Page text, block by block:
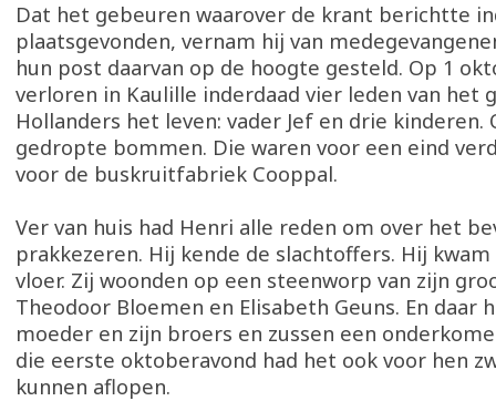
Dat het gebeuren waarover de krant berichtte
plaatsgevonden, vernam hij van
hun post daarvan op de hoogte gesteld. Op 1
verloren in Kaulille inderdaad vier leden van het
Hollanders het leven: vader Jef en drie kinderen.
gedropte bommen. Die waren voor een eind
voor de buskruitfabriek Cooppal.
Ver van huis had Henri alle reden om over het
prakkezeren. Hij kende de slachtoffers. Hij
vloer. Zij woonden op een steenworp van zijn
Theodoor Bloemen en Elisabeth Geuns. En daar
moeder en zijn broers en zussen een
die eerste oktoberavond had het ook voor hen
kunnen aflopen.